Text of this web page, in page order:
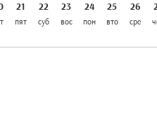
21
пят
22
суб
23
вос
24
пон
25
вто
26
сре